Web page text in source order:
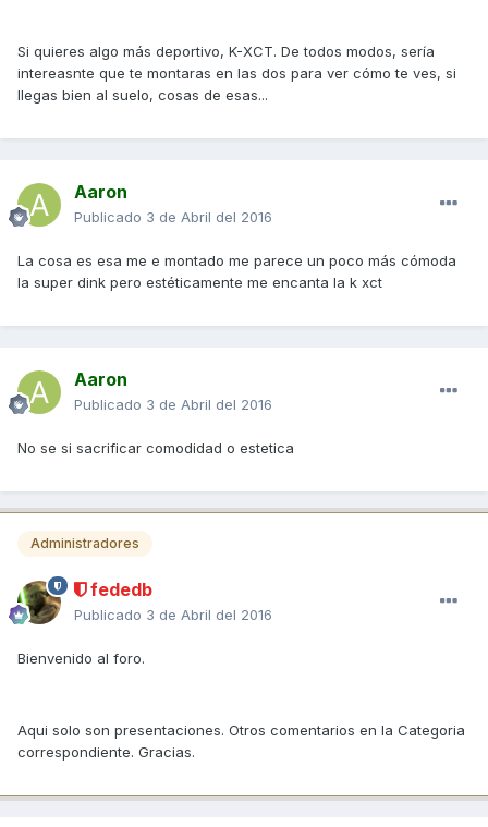
Si quieres algo más deportivo, K-XCT. De todos modos, sería
intereasnte que te montaras en las dos para ver cómo te ves, si
llegas bien al suelo, cosas de esas...
Aaron
Publicado 3 de Abril del 2016
La cosa es esa me e montado me parece un poco más cómoda
la super dink pero estéticamente me encanta la k xct
Aaron
Publicado 3 de Abril del 2016
No se si sacrificar comodidad o estetica
Administradores
fededb
Publicado 3 de Abril del 2016
Bienvenido al foro.
Aqui solo son presentaciones. Otros comentarios en la Categoria
correspondiente. Gracias.